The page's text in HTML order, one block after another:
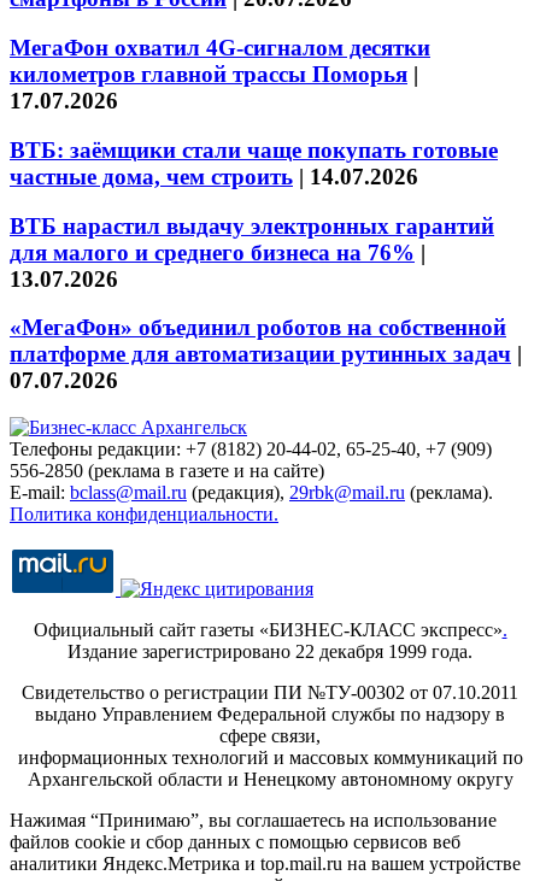
МегаФон охватил 4G-сигналом десятки
километров главной трассы Поморья |
17.07.2026
ВТБ: заёмщики стали чаще покупать готовые
частные дома, чем строить | 14.07.2026
ВТБ нарастил выдачу электронных гарантий
для малого и среднего бизнеса на 76% |
13.07.2026
«МегаФон» объединил роботов на собственной
платформе для автоматизации рутинных задач |
07.07.2026
Телефоны редакции: +7 (8182) 20-44-02, 65-25-40, +7 (909)
556-2850 (реклама в газете и на сайте)
E-mail: bclass@mail.ru (редакция), 29rbk@mail.ru (реклама).
Политика конфиденциальности.
Официальный сайт газеты «БИЗНЕС-КЛАСС экспресс».
Издание зарегистрировано 22 декабря 1999 года.
Свидетельство о регистрации ПИ №ТУ-00302 от 07.10.2011
выдано Управлением Федеральной службы по надзору в
сфере связи,
информационных технологий и массовых коммуникаций по
Архангельской области и Ненецкому автономному округу
Нажимая “Принимаю”, вы соглашаетесь на использование
файлов cookie и сбор данных с помощью сервисов веб
аналитики Яндекс.Метрика и top.mail.ru на вашем устройстве